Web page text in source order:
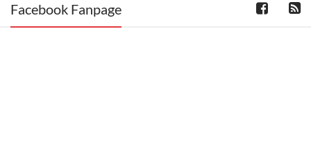
Facebook Fanpage